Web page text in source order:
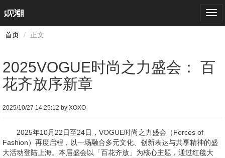
首页
正文
2025VOGUE时尚之力盛会： 百
花齐放序新章
2025/10/27 14:25:12 by XOXO
2025年10月22日至24日，VOGUE时尚之力盛会（Forces of
Fashion）再度启程，以一场融合多元文化、创新表达与共享精神的盛
大活动登陆上海。本届盛会以「百花齐放」为核心主题，通过红毯大